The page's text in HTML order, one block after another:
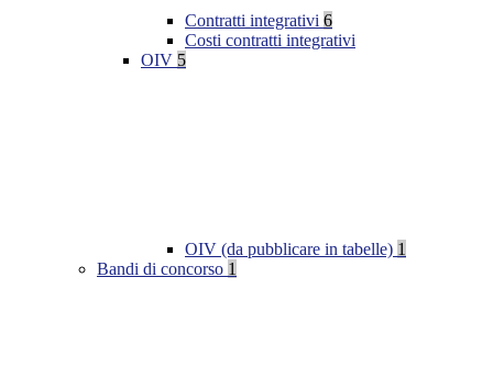
Contratti integrativi 6
Costi contratti integrativi
OIV 5
OIV (da pubblicare in tabelle) 1
Bandi di concorso 1